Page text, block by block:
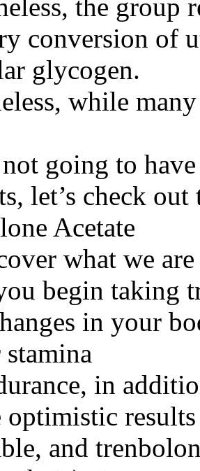
the group
conversion of
glycogen.
while
going to
let’s check
Acetate
what we
begin taking
in your
in
optimistic
and